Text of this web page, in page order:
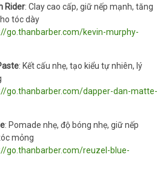
Rider: Clay cao cấp, giữ nếp mạnh, tăng
tóc dày
go.thanbarber.com/kevin-murphy-
: Kết cấu nhẹ, tạo kiểu tự nhiên, lý
go.thanbarber.com/dapper-dan-matte-
: Pomade nhẹ, độ bóng nhẹ, giữ nếp
mỏng
go.thanbarber.com/reuzel-blue-